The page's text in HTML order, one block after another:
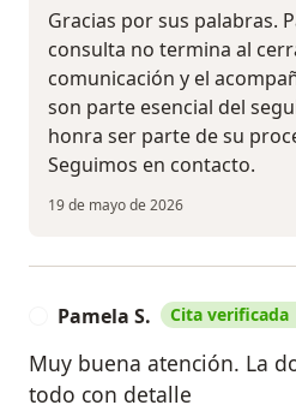
Gracias por sus palabras.
consulta no termina al
comunicación y el
son parte esencial del
honra ser parte de su
Seguimos en contacto.
19 de mayo de 2026
Pamela S. Cita verificada
Muy buena atención. La
todo con detalle